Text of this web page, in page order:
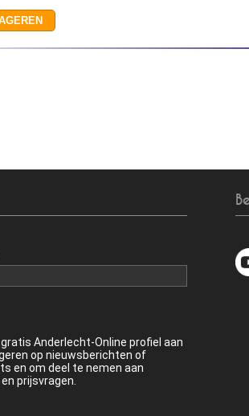
gratis Anderlecht-Online profiel aan
op nieuwsberichten of
en om deel te nemen aan
prijsvragen.